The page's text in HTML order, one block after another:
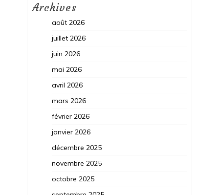
Archives
août 2026
juillet 2026
juin 2026
mai 2026
avril 2026
mars 2026
février 2026
janvier 2026
décembre 2025
novembre 2025
octobre 2025